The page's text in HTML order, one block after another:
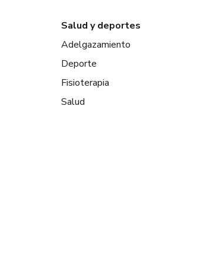
Salud y deportes
Adelgazamiento
Deporte
Fisioterapia
Salud